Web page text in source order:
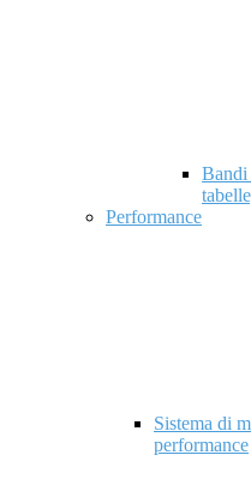
Bandi
Performance
Sistema di
performance